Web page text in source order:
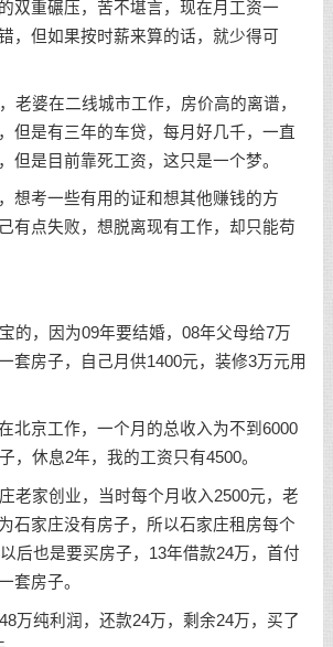
双重碾压，苦不堪言，现在月工资一
，但如果按时薪来算的话，就少得可
婆在二线城市工作，房价高的离谱，
但是有三年的车贷，每月好几千，一直
但是目前靠死工资，这只是一个梦。
考一些有用的证和想其他赚钱的方
有点失败，想脱离现有工作，却只能苟
，因为09年要结婚，08年父母给7万
套房子，自己月供1400元，装修3万元用
京工作，一个月的总收入为不到6000
，休息2年，我的工资只有4500。
家创业，当时每个月收入2500元，老
石家庄没有房子，所以石家庄租房每个
后也是要买房子，13年借款24万，首付
套房子。
纯利润，还款24万，剩余24万，买了